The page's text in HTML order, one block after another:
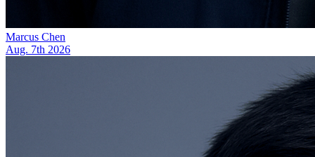
Marcus Chen
Aug. 7th 2026